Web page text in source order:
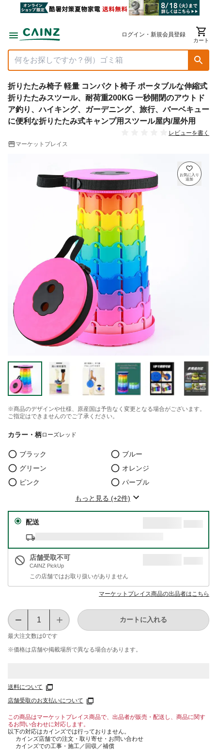
ログイン・新規会員登録
カート
折りたたみ椅子 軽量 コンパクト椅子 ポータブルな伸縮式
折りたたみスツール、耐荷重200KG 一秒開閉のアウトド
ア釣り、ハイキング、ガーデニング、旅行、バーベキュー
に便利な折りたたみ式キャンプ用スツール屋内/屋外用
レビューを書く
マーケットプレイス
※商品のデザインや仕様、原産国は予告なく変更となる場合がございます。
ご指定はできませんのでご了承ください。
カラー・柄ローズレッド
ブラック
ブルー
グリーン
オレンジ
ピンク
パープル
もっと見る (+2件)
配送
店舗受取不可
CAINZ PickUp
この店舗ではお取り扱いがありません
マーケットプレイス商品の出品者はこちら
最大注文数は0です
カートに入れる
※価格は​店舗や​掲載場所で​異なる​場合が​あります。
送料について
店舗受取のお支払いについて
この商品はマーケットプレイス商品で、出品者が販売・配送し、商品に関す
るお問い合わせに対応します。
以下の対応はカインズでは行っておりません。
カインズ店舗での注文・取り寄せ・お問い合わせ
カインズでの工事・施工／回収／補償